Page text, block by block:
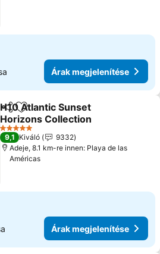
Árak megjelenítése
Megosztás
Hozzáadás a kedvencekhez
H10 Atlantic Sunset
Horizons Collection
5 Kategória
9,1 Kiváló
9332
Adeje, 8.1 km-re innen: Playa de las
Américas
Árak megjelenítése